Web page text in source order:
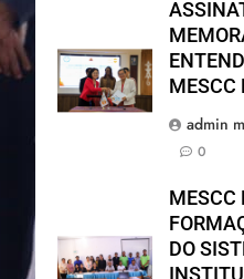
MESCC
admin
0
MESCC
DO